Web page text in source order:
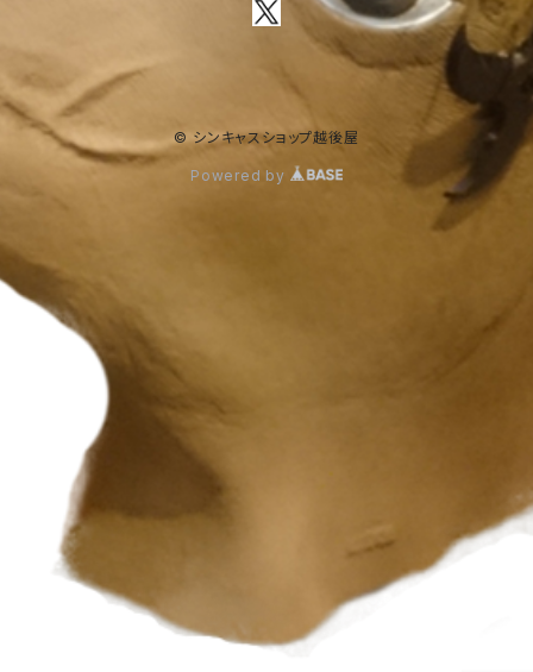
© シンキャスショップ越後屋
Powered by